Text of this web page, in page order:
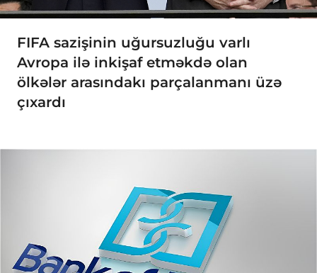
FIFA sazişinin uğursuzluğu varlı
Avropa ilə inkişaf etməkdə olan
ölkələr arasındakı parçalanmanı üzə
çıxardı